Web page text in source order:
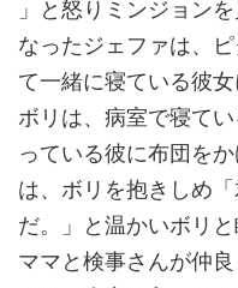
」と怒りミンジョン
なったジェファは、
て一緒に寝ている彼
ボリは、病室で寝て
っている彼に布団を
は、ボリを抱きしめ
だ。」と温かいボリ
ママと検事さんが仲